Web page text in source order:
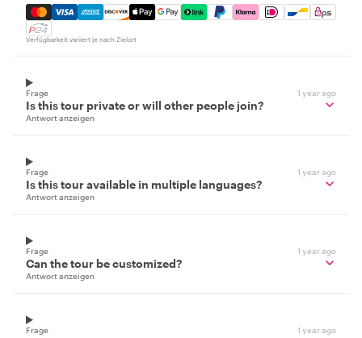
Mastercard, Visa, Amex, Discover, Apple Pay, Google
Verfügbarkeit variiert je nach Zielort
Frage 1 year ago
Is this tour private or will other people join?
Antwort anzeigen
Frage 1 year ago
Is this tour available in multiple languages?
Antwort anzeigen
Frage 1 year ago
Can the tour be customized?
Antwort anzeigen
Frage 1 year ago